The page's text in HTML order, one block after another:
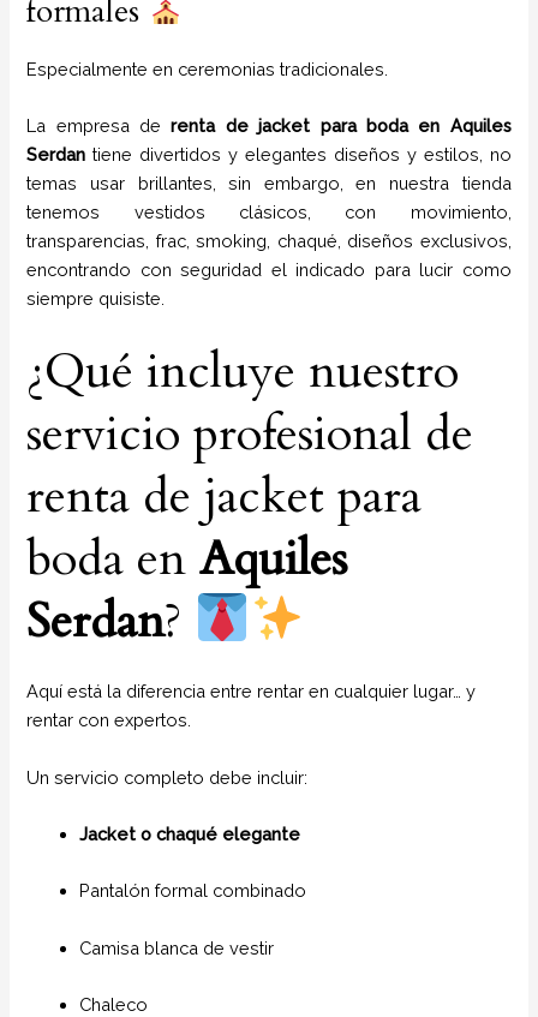
formales
Especialmente en ceremonias tradicionales.
La empresa derenta de jacket para boda en Aquiles
Serdan tiene divertidos y elegantes diseños y estilos,
no
temas usar brillantes, sin embargo, en nuestra tienda
tenemos vestidos clásicos, con movimiento,
transparencias, frac, smoking, chaqué, diseños exclusivos,
encontrando con seguridad el indicado para lucir como
siempre quisiste.
¿Qué incluye nuestro
servicio profesional de
renta de jacket para
boda enAquiles
Serdan?
Aquí está la diferencia entre rentar en cualquier lugar… y
rentar con expertos.
Un servicio completo debe incluir:
Jacket o chaqué elegante
Pantalón formal combinado
Camisa blanca de vestir
Chaleco